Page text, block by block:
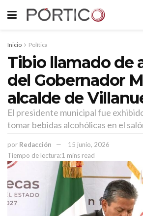
Inicio Política
Tibio llamado de
del Gobernador
alcalde de
El presidente municipal fue
tomar bebidas alcohólicas en el
por Redacción
15 junio, 2026
Tiempo de lectura:1 mins read